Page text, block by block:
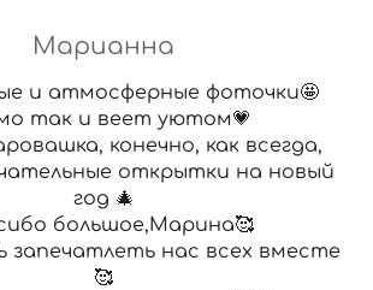
Марианна
и атмосферные фоточки🤩
так и веет уютом💗
конечно, как всегда,
открытки на новый
год 🎄
большое,Марина🥰
запечатлеть нас всех вместе
🥰